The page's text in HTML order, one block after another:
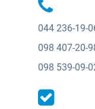
044 236-19-
098 407-20-
098 539-09-